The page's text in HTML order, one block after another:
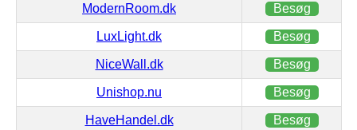
ModernRoom.dk Besøg
LuxLight.dk Besøg
NiceWall.dk Besøg
Unishop.nu Besøg
HaveHandel.dk Besøg